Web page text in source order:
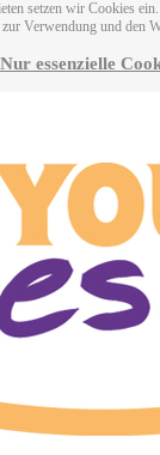
setzen wir Cookies
Verwendung und den
Nur essenzielle